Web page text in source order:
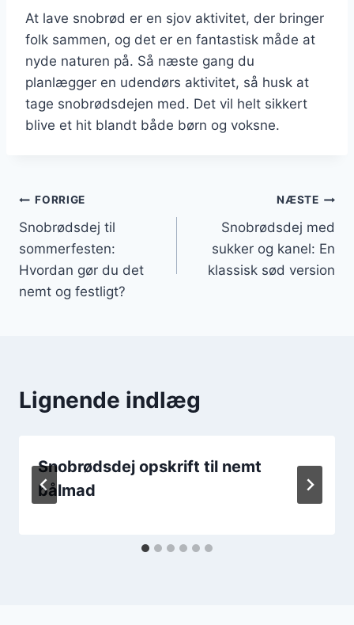
At lave snobrød er en sjov aktivitet, der bringer
folk sammen, og det er en fantastisk måde at
nyde naturen på. Så næste gang du
planlægger en udendørs aktivitet, så husk at
tage snobrødsdejen med. Det vil helt sikkert
blive et hit blandt både børn og voksne.
Indlægsnavigation
FORRIGE
Snobrødsdej til
sommerfesten:
Hvordan gør du det
nemt og festligt?
NÆSTE
Snobrødsdej med
sukker og kanel: En
klassisk sød version
Lignende indlæg
Snobrødsdej opskrift til nemt
bålmad